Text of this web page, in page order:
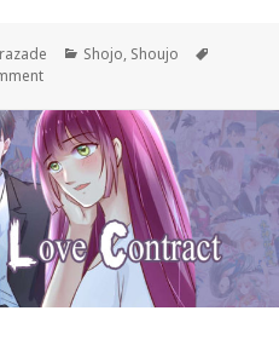
Categorías
Shojo, Shoujo